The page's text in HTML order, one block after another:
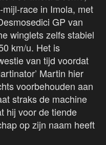
race in Imola, met
GP van
winglets zelfs stabiel
km/u. Het is
van tijd voordat
Martin hier
voorbehouden aan
straks de machine
hij voor de tiende
op zijn naam heeft